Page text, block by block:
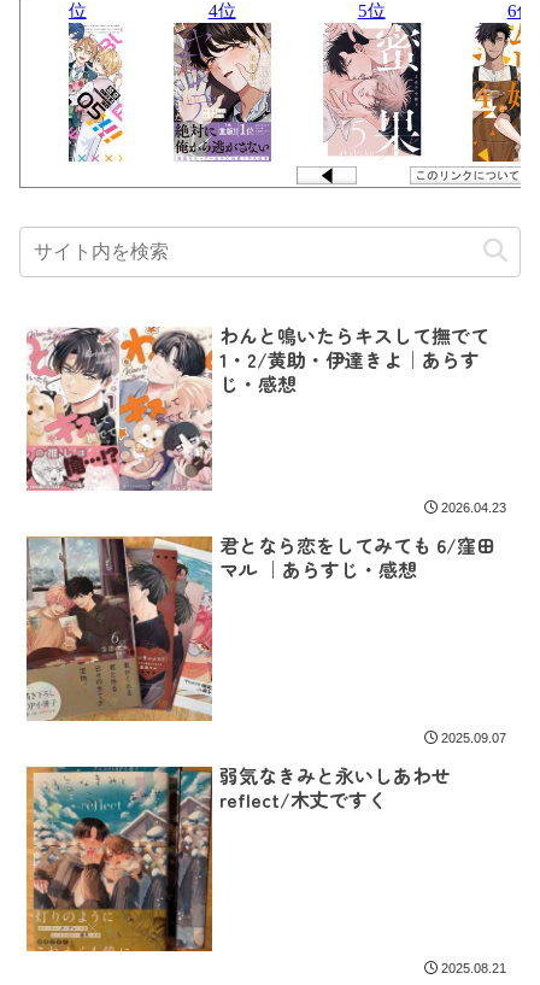
わんと鳴いたらキスして撫でて
1・2/黄助・伊達きよ｜あらす
じ・感想
2026.04.23
君となら恋をしてみても 6/窪田
マル ｜あらすじ・感想
2025.09.07
弱気なきみと永いしあわせ
reflect/木丈ですく
2025.08.21